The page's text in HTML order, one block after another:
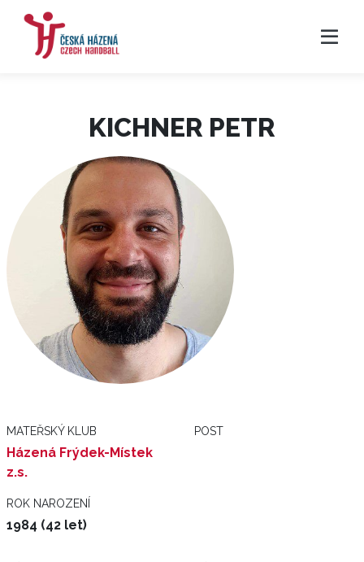
KICHNER PETR
MATEŘSKÝ KLUB
Házená Frýdek-Místek
z.s.
POST
ROK NAROZENÍ
1984 (42 let)